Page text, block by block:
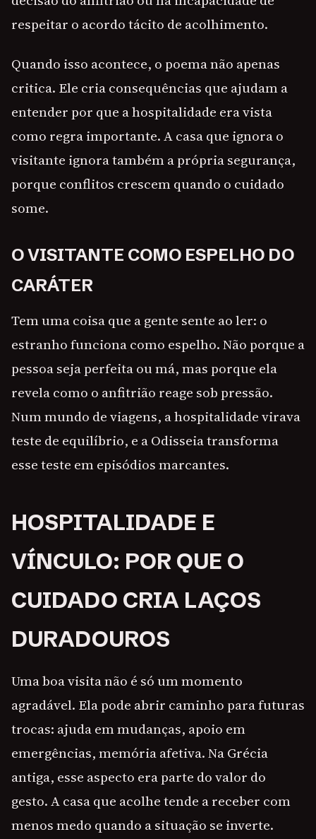
respeitar o acordo tácito de acolhimento.
Quando isso acontece, o poema não apenas
critica. Ele cria consequências que ajudam a
entender por que a hospitalidade era vista
como regra importante. A casa que ignora o
visitante ignora também a própria segurança,
porque conflitos crescem quando o cuidado
some.
O VISITANTE COMO ESPELHO DO
CARÁTER
Tem uma coisa que a gente sente ao ler: o
estranho funciona como espelho. Não porque a
pessoa seja perfeita ou má, mas porque ela
revela como o anfitrião reage sob pressão.
Num mundo de viagens, a hospitalidade virava
teste de equilíbrio, e a Odisseia transforma
esse teste em episódios marcantes.
HOSPITALIDADE E
VÍNCULO: POR QUE O
CUIDADO CRIA LAÇOS
DURADOUROS
Uma boa visita não é só um momento
agradável. Ela pode abrir caminho para futuras
trocas: ajuda em mudanças, apoio em
emergências, memória afetiva. Na Grécia
antiga, esse aspecto era parte do valor do
gesto. A casa que acolhe tende a receber com
menos medo quando a situação se inverte.